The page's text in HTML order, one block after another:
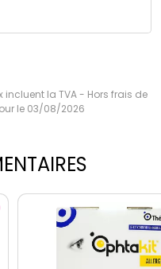
la TVA - Hors frais de
le 03/08/2026